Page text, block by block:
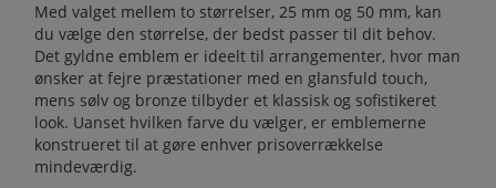
Med valget mellem to størrelser, 25 mm og 50 mm, kan
du vælge den størrelse, der bedst passer til dit behov.
Det gyldne emblem er ideelt til arrangementer, hvor man
ønsker at fejre præstationer med en glansfuld touch,
mens sølv og bronze tilbyder et klassisk og sofistikeret
look. Uanset hvilken farve du vælger, er emblemerne
konstrueret til at gøre enhver prisoverrækkelse
mindeværdig.